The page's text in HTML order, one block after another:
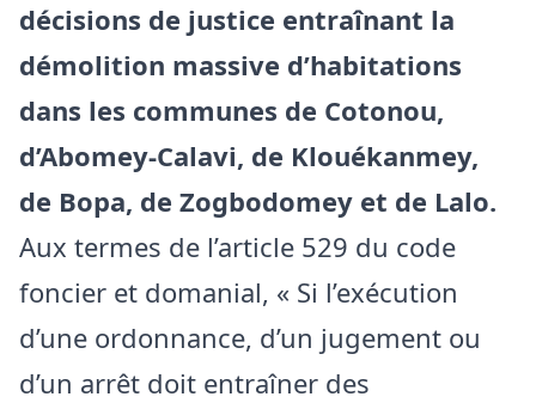
décisions de justice entraînant la
démolition massive d’habitations
dans les communes de Cotonou,
d’Abomey-Calavi, de Klouékanmey,
de Bopa, de Zogbodomey et de Lalo.
Aux termes de l’article 529 du code
foncier et domanial, « Si l’exécution
d’une ordonnance, d’un jugement ou
d’un arrêt doit entraîner des